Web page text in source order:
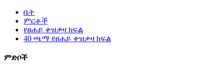
ቤት
ምርቶች
የፀሐይ ቀዝቃዛ ክፍል
40 ጫማ የፀሐይ ቀዝቃዛ ክፍል
ምድቦች